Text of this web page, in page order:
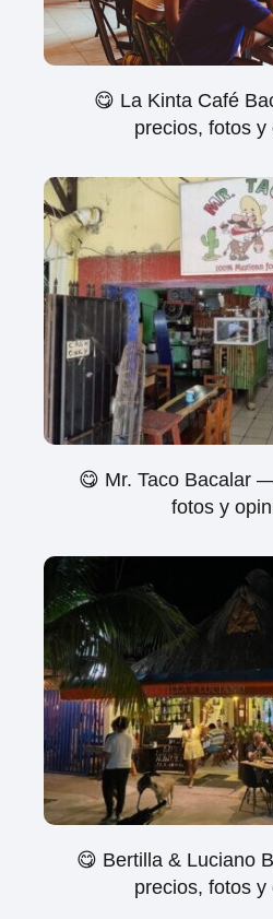
😋 La Kinta Café
precios, fotos y
😋 Mr. Taco Bacalar
fotos y
😋 Bertilla & Luciano
precios, fotos y